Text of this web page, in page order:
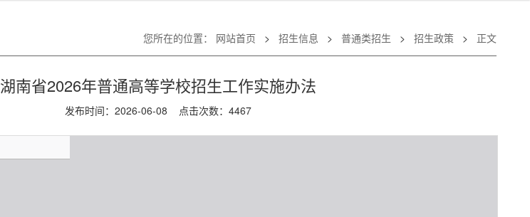
您所在的位置： 网站首页 > 招生信息 > 普通类招生 > 招生政策 > 正文
湖南省2026年普通高等学校招生工作实施办法
发布时间：2026-06-08 点击次数： 4467